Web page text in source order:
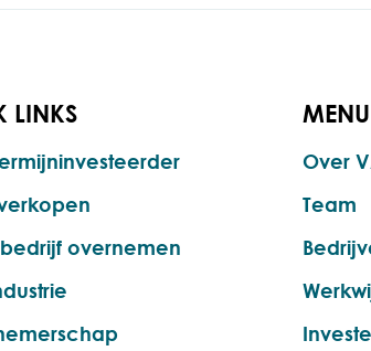
LINKS
overnemen
MENU
Over
Team